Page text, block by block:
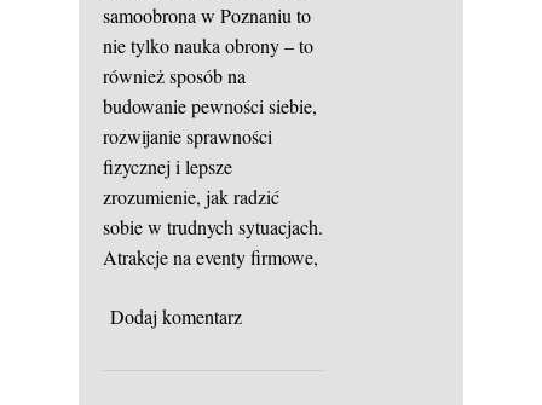
samoobrona w Poznaniu to
nie tylko nauka obrony – to
również sposób na
budowanie pewności siebie,
rozwijanie sprawności
fizycznej i lepsze
zrozumienie, jak radzić
sobie w trudnych sytuacjach.
Atrakcje na eventy firmowe,
Dodaj komentarz